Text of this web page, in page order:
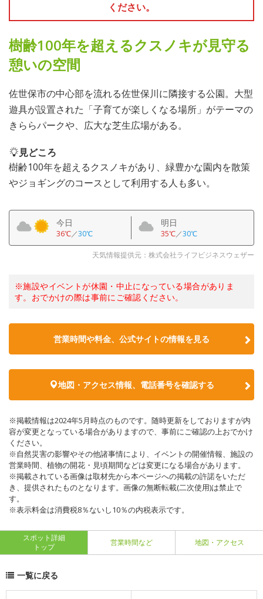
ください。
樹齢100年を超えるクスノキが見守る
憩いの空間
佐世保市の中心部を流れる佐世保川に隣接する公園。大型
遊具が設置された「子育てが楽しくなる場所」がテーマの
きららパークや、広大な芝生広場がある。
見どころ
樹齢100年を超えるクスノキがあり、緑豊かな園内を散策
やジョギングのコースとして利用する人も多い。
今日
36℃／30℃
明日
35℃／30℃
天気情報提供元：株式会社ライフビジネスウェザー
※施設やイベントが休園・中止になっている場合がありま
す。おでかけの際は事前にご確認ください。
営業時間や料金、公式サイトの情報を見る
地図・アクセス情報、電話番号を確認する
※掲載情報は2024年5月時点のものです。随時更新をしておりますが内
容が変更となっている場合がありますので、事前にご確認の上おでかけ
ください。
※自然災害の影響やその他諸事情により、イベントの開催情報、施設の
営業時間、植物の開花・見頃期間などは変更になる場合があります。
※掲載されている画像は取材先から本ページへの掲載の許諾をいただ
き、提供されたものとなります。画像の無断転載(二次使用)は禁止で
す。
※表示料金は消費税8％ないし10％の内税表示です。
スポット詳細
トップ
営業時間など 地図・アクセス
一覧に戻る